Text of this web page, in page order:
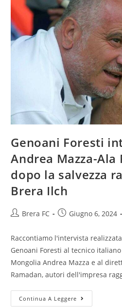
Genoani Foresti
Andrea Mazza-Ala
dopo la salvezza
Brera Ilch
Brera FC Giugno 6, 2024
Raccontiamo l'intervista
Genoani Foresti al tecnico
Mongolia Andrea Mazza e al
Ramadan, autori dell'impresa
Continua A Leggere